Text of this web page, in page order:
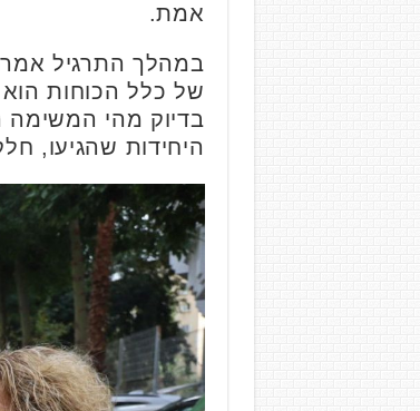
אמת.
במהלך התרגיל
של כלל הכוחות
בדיוק מהי המשימה
היחידות שהגיעו,